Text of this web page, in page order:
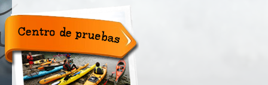
Centro de
pruebas.
Kayak
antes de
probarlo".